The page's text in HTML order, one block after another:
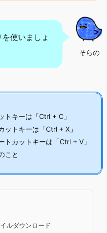
そらの
使いましょ
トキーは「Ctrl + C」
ットキーは「Ctrl + X」
トカットキーは「Ctrl + V」
こと
ルダウンロード